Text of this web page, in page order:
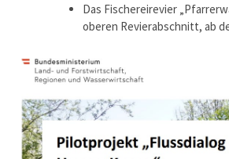
Das Fischereirevier
oberen Revierabschnitt, ab